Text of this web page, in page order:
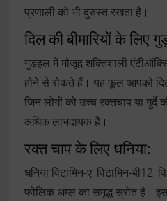
प्रणाली को भी दुरुस्त रखता है।
दिल की बीमारियों के लिए
गुड़हल में मौजूद शक्तिशाली
होने से रोकते हैं। यह फूल आपको
जिन लोगों को उच्च रक्तचाप या गुर्दे
अधिक लाभदायक है।
रक्त चाप के लिए धनिया:
धनिया विटामिन-ए, विटामिन-
फोलिक अम्ल का समृद्ध स्रोत है।